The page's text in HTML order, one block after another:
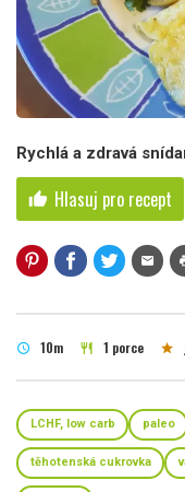
Rychlá a zdravá
thumb_up Hlasuj pro recept
mail
schedule 10m restaurant 1 porce star
LCHF, low carb paleo
těhotenská cukrovka